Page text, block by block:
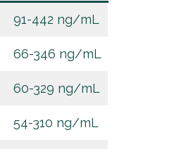
91-442 ng/mL
66-346 ng/mL
60-329 ng/mL
54-310 ng/mL